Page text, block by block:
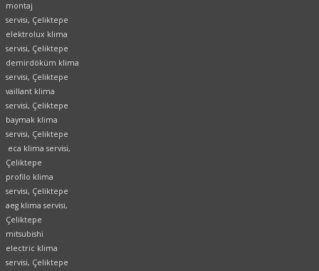
montaj
servisi, Çeliktepe
elektrolux klima
servisi, Çeliktepe
demirdöküm klima
servisi, Çeliktepe
vaillant klima
servisi, Çeliktepe
baymak klima
servisi, Çeliktepe
eca klima servisi,
Çeliktepe
profilo klima
servisi, Çeliktepe
aeg klima servisi,
Çeliktepe
mitsubishi
electric klima
servisi, Çeliktepe